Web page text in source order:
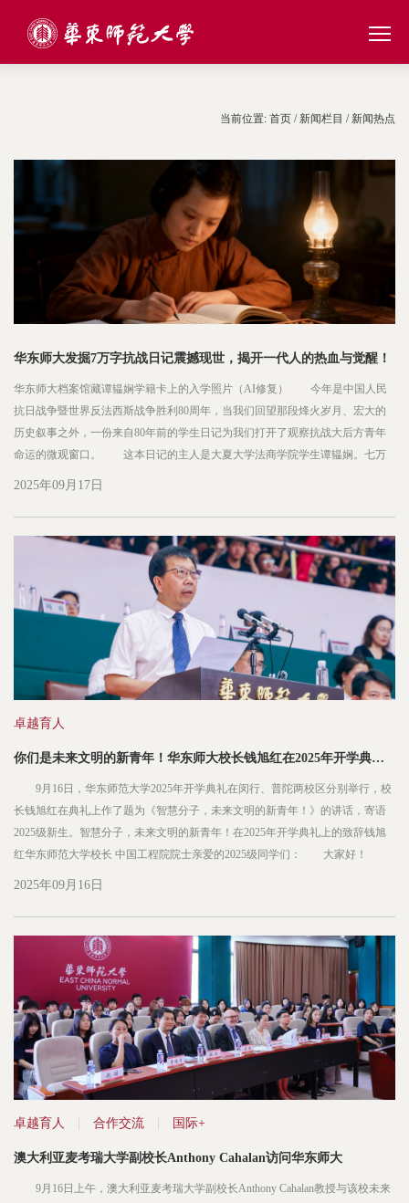
当前位置: 首页 / 新闻栏目 / 新闻热点
华东师大发掘7万字抗战日记震撼现世，揭开一代人的热血与觉醒！
华东师大档案馆藏谭韫娴学籍卡上的入学照片（AI修复） 今年是中国人民
抗日战争暨世界反法西斯战争胜利80周年，当我们回望那段烽火岁月、宏大的
历史叙事之外，一份来自80年前的学生日记为我们打开了观察抗战大后方青年
命运的微观窗口。 这本日记的主人是大夏大学法商学院学生谭韫娴。七万
余字的手书日记，记录了1944年12月至1946年4月间，她从逃难求生到求职立业
2025年09月17日
卓越育人
你们是未来文明的新青年！华东师大校长钱旭红在2025年开学典礼上的讲话
9月16日，华东师范大学2025年开学典礼在闵行、普陀两校区分别举行，校
长钱旭红在典礼上作了题为《智慧分子，未来文明的新青年！》的讲话，寄语
2025级新生。智慧分子，未来文明的新青年！在2025年开学典礼上的致辞钱旭
红华东师范大学校长 中国工程院院士亲爱的2025级同学们： 大家好！
祝贺大家脱颖而出，加入华东师范大学。在这里，你将发现更好的自己。我代
2025年09月16日
卓越育人 合作交流 国际+
澳大利亚麦考瑞大学副校长Anthony Cahalan访问华东师大
9月16日上午，澳大利亚麦考瑞大学副校长Anthony Cahalan教授与该校未来